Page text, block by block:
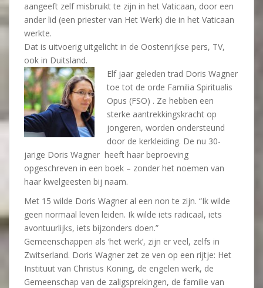
aangeeft zelf misbruikt te zijn in het Vaticaan, door een
ander lid (een priester van Het Werk) die in het Vaticaan
werkte.
Dat is uitvoerig uitgelicht in de Oostenrijkse pers, TV,
ook in Duitsland.
Elf jaar geleden trad Doris Wagner
toe tot de orde Familia Spiritualis
Opus (FSO) . Ze hebben een
sterke aantrekkingskracht op
jongeren, worden ondersteund
door de kerkleiding. De nu 30-
jarige Doris Wagner heeft haar beproeving
opgeschreven in een boek – zonder het noemen van
haar kwelgeesten bij naam.
Met 15 wilde Doris Wagner al een non te zijn. “Ik wilde
geen normaal leven leiden. Ik wilde iets radicaal, iets
avontuurlijks, iets bijzonders doen.”
Gemeenschappen als ‘het werk’, zijn er veel, zelfs in
Zwitserland. Doris Wagner zet ze ven op een rijtje: Het
Instituut van Christus Koning, de engelen werk, de
Gemeenschap van de zaligsprekingen, de familie van